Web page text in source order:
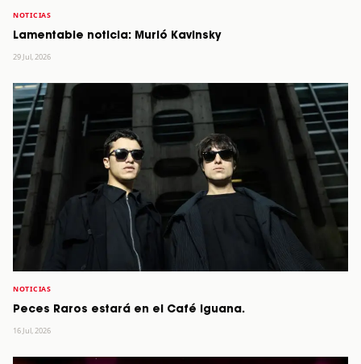
NOTICIAS
Lamentable noticia: Murió Kavinsky
29 Jul, 2026
NOTICIAS
Peces Raros estará en el Café Iguana.
16 Jul, 2026